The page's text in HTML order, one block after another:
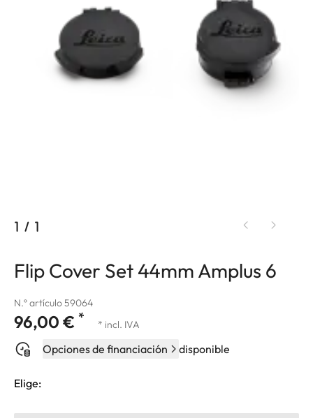
1 / 1
Flip Cover Set 44mm Amplus 6
N.º artículo 59064
96,00 € * * incl. IVA
Opciones de financiación disponible
Elige: